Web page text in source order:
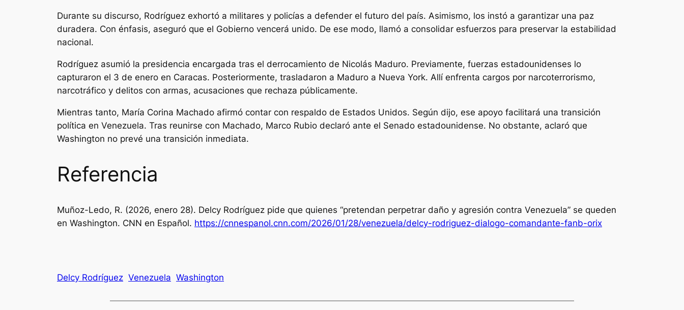
Durante su discurso, Rodríguez exhortó a militares y policías a defender el futuro del país. Asimismo, los instó a garantizar una paz
duradera. Con énfasis, aseguró que el Gobierno vencerá unido. De ese modo, llamó a consolidar esfuerzos para preservar la estabilidad
nacional.
Rodríguez asumió la presidencia encargada tras el derrocamiento de Nicolás Maduro. Previamente, fuerzas estadounidenses lo
capturaron el 3 de enero en Caracas. Posteriormente, trasladaron a Maduro a Nueva York. Allí enfrenta cargos por narcoterrorismo,
narcotráfico y delitos con armas, acusaciones que rechaza públicamente.
Mientras tanto, María Corina Machado afirmó contar con respaldo de Estados Unidos. Según dijo, ese apoyo facilitará una transición
política en Venezuela. Tras reunirse con Machado, Marco Rubio declaró ante el Senado estadounidense. No obstante, aclaró que
Washington no prevé una transición inmediata.
Referencia
Muñoz-Ledo, R. (2026, enero 28). Delcy Rodríguez pide que quienes “pretendan perpetrar daño y agresión contra Venezuela” se queden
en Washington. CNN en Español. https://cnnespanol.cnn.com/2026/01/28/venezuela/delcy-rodriguez-dialogo-comandante-fanb-orix
Delcy Rodríguez Venezuela Washington